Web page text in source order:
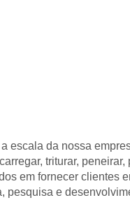
escala da nossa
triturar, peneirar,
em fornecer clientes
pesquisa e